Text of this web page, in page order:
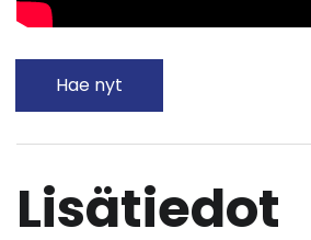
Hae nyt
Lisätiedot